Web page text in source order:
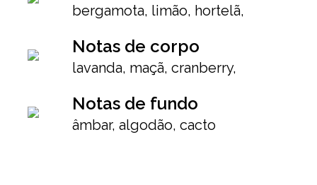
bergamota, limão, hortelã,
Notas de corpo
lavanda, maçã, cranberry,
Notas de fundo
âmbar, algodão, cacto